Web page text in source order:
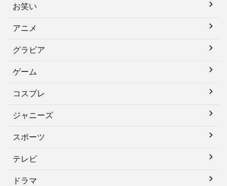
お笑い
アニメ
グラビア
ゲーム
コスプレ
ジャニーズ
スポーツ
テレビ
ドラマ